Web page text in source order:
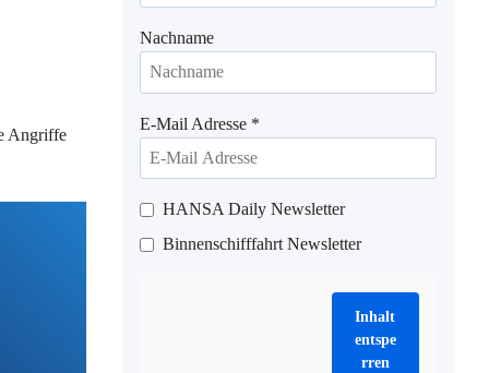
Angriffe
Nachname
E-Mail Adresse *
HANSA Daily Newsletter
Binnenschifffahrt Newsletter
Inhalt
entspe
rren